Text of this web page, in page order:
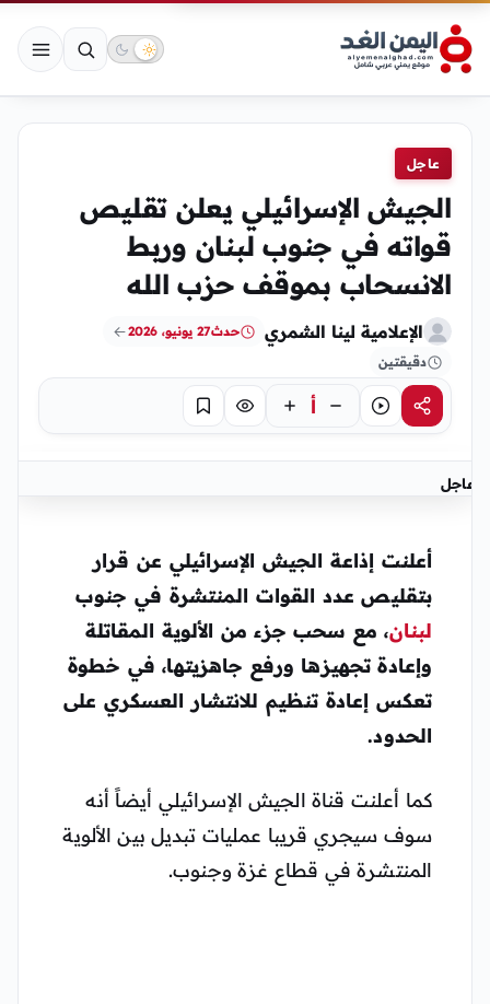
عاجل
الجيش الإسرائيلي يعلن تقليص
قواته في جنوب لبنان وربط
الانسحاب بموقف حزب الله
الإعلامية لينا الشمري حدث27 يونيو، 2026
دقيقتين
مشاركةاستماع أ تركيز حفظ
عاجل
أعلنت إذاعة الجيش الإسرائيلي عن قرار
بتقليص عدد القوات المنتشرة في جنوب
لبنان، مع سحب جزء من الألوية المقاتلة
وإعادة تجهيزها ورفع جاهزيتها، في خطوة
تعكس إعادة تنظيم للانتشار العسكري على
الحدود.
كما أعلنت قناة الجيش الإسرائيلي أيضاً أنه
سوف سيجري قريبا عمليات تبديل بين الألوية
المنتشرة في قطاع غزة وجنوب.